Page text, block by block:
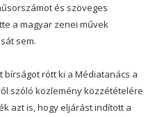
és szöveges
a magyar zenei művek
sem.
bírságot rótt ki a Médiatanács a
szóló közlemény közzétételére
azt is, hogy eljárást indított a